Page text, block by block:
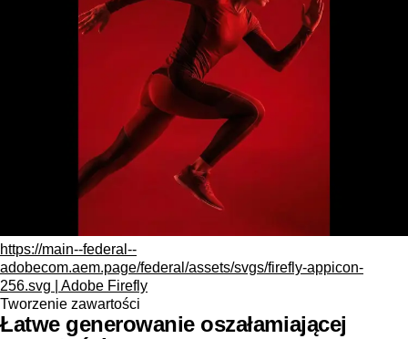
https://main--federal--
adobecom.aem.page/federal/assets/svgs/firefly-appicon-
256.svg | Adobe Firefly
Tworzenie zawartości
Łatwe generowanie oszałamiającej